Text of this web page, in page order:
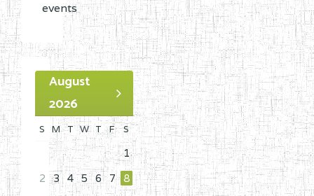
events
August
2026
S M T W T F S
1
2
3 4 5 6 7
8